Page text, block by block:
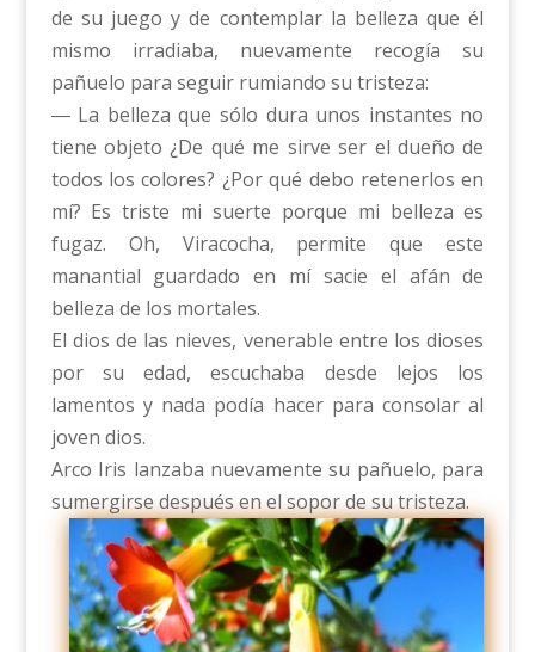
de su juego y de contemplar la belleza que él
mismo irradiaba, nuevamente recogía su
pañuelo para seguir rumiando su tristeza:
― La belleza que sólo dura unos instantes no
tiene objeto ¿De qué me sirve ser el dueño de
todos los colores? ¿Por qué debo retenerlos en
mí? Es triste mi suerte porque mi belleza es
fugaz. Oh, Viracocha, permite que este
manantial guardado en mí sacie el afán de
belleza de los mortales.
El dios de las nieves, venerable entre los dioses
por su edad, escuchaba desde lejos los
lamentos y nada podía hacer para consolar al
joven dios.
Arco Iris lanzaba nuevamente su pañuelo, para
sumergirse después en el sopor de su tristeza.